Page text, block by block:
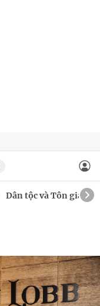
Dân tộc và Tôn giáo